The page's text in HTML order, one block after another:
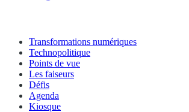
Transformations numériques
Technopolitique
Points de vue
Les faiseurs
Défis
Agenda
Kiosque